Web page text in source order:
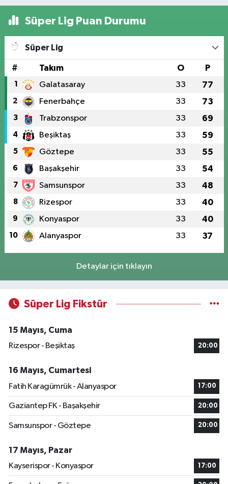
Süper Lig Puan Durumu
Süper Lig
# Takım O P
1 Galatasaray 33 77
2 Fenerbahçe 33 73
3 Trabzonspor 33 69
4 Beşiktaş 33 59
5 Göztepe 33 55
6 Başakşehir 33 54
7 Samsunspor 33 48
8 Rizespor 33 40
9 Konyaspor 33 40
10 Alanyaspor 33 37
Detaylar için tıklayın
Süper Lig Fikstür
15 Mayıs, Cuma
Rizespor - Beşiktaş
20:00
16 Mayıs, Cumartesi
Fatih Karagümrük - Alanyaspor
17:00
Gaziantep FK - Başakşehir 20:00
Samsunspor - Göztepe 20:00
17 Mayıs, Pazar
Kayserispor - Konyaspor
17:00